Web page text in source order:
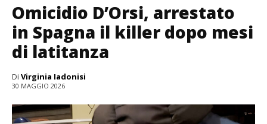
Omicidio D’Orsi, arrestato
in Spagna il killer dopo mesi
di latitanza
Di Virginia Iadonisi
30 MAGGIO 2026